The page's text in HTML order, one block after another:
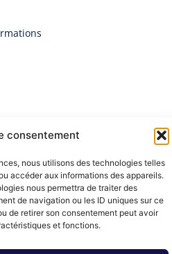
consentement
nous utilisons des technologies telles
accéder aux informations des appareils.
nous permettra de traiter des
de navigation ou les ID uniques sur ce
de retirer son consentement peut avoir
et fonctions.
Palmarès des Directeurs
publics.fr
LE-GRAND